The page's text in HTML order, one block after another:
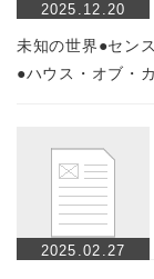
2025.12.20
未知の世界●セン
●ハウス・オブ・
2025.02.27